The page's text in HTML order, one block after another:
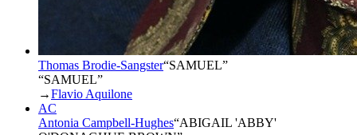
Thomas Brodie-Sangster“SAMUEL”
“SAMUEL”
→Flavio Aquilone
AC
Antonia Campbell-Hughes“ABIGAIL 'ABBY'